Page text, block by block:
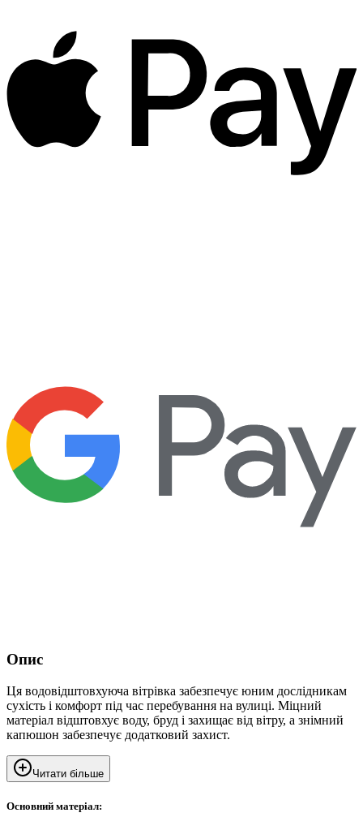
Опис
Ця водовідштовхуюча вітрівка забезпечує юним дослідникам
сухість і комфорт під час перебування на вулиці. Міцний
матеріал відштовхує воду, бруд і захищає від вітру, а знімний
капюшон забезпечує додатковий захист.
Читати більше
Основний матеріал: